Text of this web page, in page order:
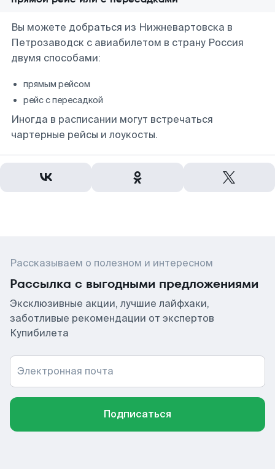
Вы можете добраться из Нижневартовска в
Петрозаводск с авиабилетом в страну Россия
двумя способами:
прямым рейсом
рейс с пересадкой
Иногда в расписании могут встречаться
чартерные рейсы и лоукосты.
Рассказываем о полезном и интересном
Рассылка с выгодными предложениями
Эксклюзивные акции, лучшие лайфхаки,
заботливые рекомендации от экспертов
Купибилета
Электронная почта
Подписаться